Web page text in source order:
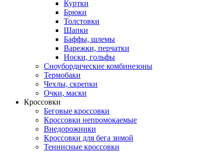
Куртки
Брюки
Толстовки
Шапки
Баффы, шлемы
Варежки, перчатки
Носки, гольфы
Сноубордические комбинезоны
Термобаки
Чехлы, скрепки
Очки, маски
Кроссовки
Беговые кроссовки
Кроссовки непромокаемые
Внедорожники
Кроссовки для бега зимой
Теннисные кроссовки